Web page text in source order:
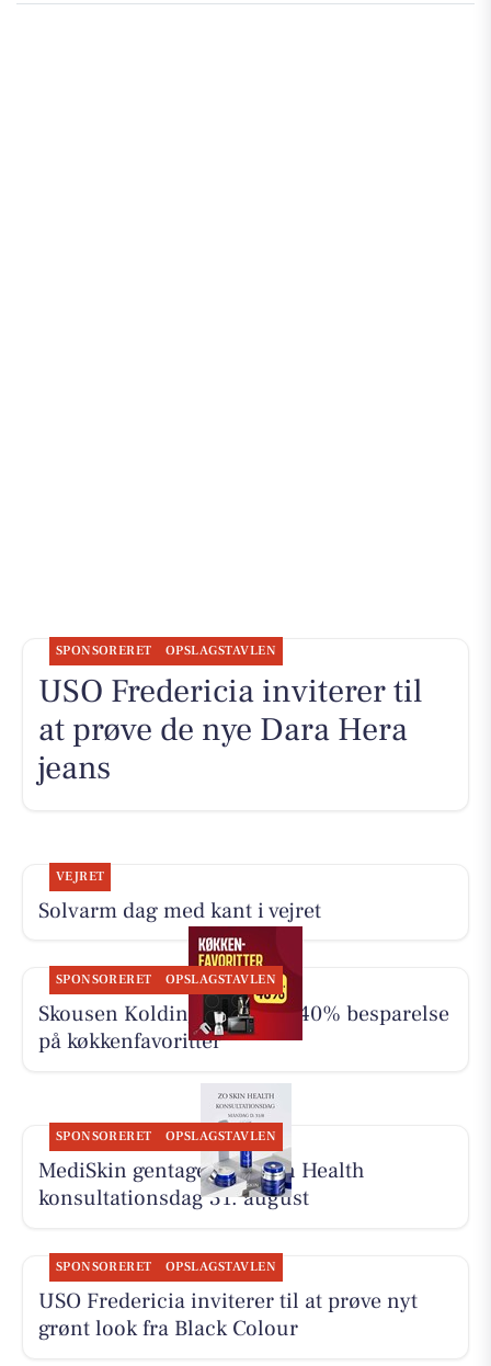
SPONSORERET OPSLAGSTAVLEN
USO Fredericia inviterer til
at prøve de nye Dara Hera
jeans
VEJRET
Solvarm dag med kant i vejret
SPONSORERET OPSLAGSTAVLEN
Skousen Kolding har op til 40% besparelse
på køkkenfavoritter
SPONSORERET OPSLAGSTAVLEN
MediSkin gentager ZO Skin Health
konsultationsdag 31. august
SPONSORERET OPSLAGSTAVLEN
USO Fredericia inviterer til at prøve nyt
grønt look fra Black Colour